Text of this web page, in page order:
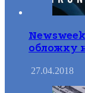
обложку
27.04.2018